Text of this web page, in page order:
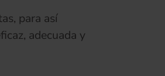
para así
adecuada y